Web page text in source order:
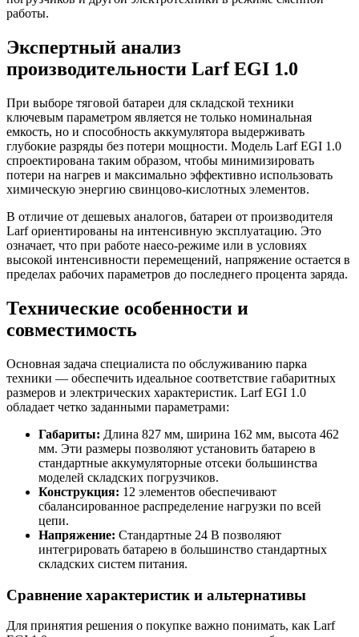
работы.
Экспертный анализ
производительности Larf EGI 1.0
При выборе тяговой батареи для складской техники
ключевым параметром является не только номинальная
емкость, но и способность аккумулятора выдерживать
глубокие разряды без потери мощности. Модель Larf EGI 1.0
спроектирована таким образом, чтобы минимизировать
потери на нагрев и максимально эффективно использовать
химическую энергию свинцово-кислотных элементов.
В отличие от дешевых аналогов, батареи от производителя
Larf ориентированы на интенсивную эксплуатацию. Это
означает, что при работе наeco-режиме или в условиях
высокой интенсивности перемещений, напряжение остается в
пределах рабочих параметров до последнего процента заряда.
Технические особенности и
совместимость
Основная задача специалиста по обслуживанию парка
техники — обеспечить идеальное соответствие габаритных
размеров и электрических характеристик. Larf EGI 1.0
обладает четко заданными параметрами:
Габариты: Длина 827 мм, ширина 162 мм, высота 462
мм. Эти размеры позволяют установить батарею в
стандартные аккумуляторные отсеки большинства
моделей складских погрузчиков.
Конструкция: 12 элементов обеспечивают
сбалансированное распределение нагрузки по всей
цепи.
Напряжение: Стандартные 24 В позволяют
интегрировать батарею в большинство стандартных
складских систем питания.
Сравнение характеристик и альтернативы
Для принятия решения о покупке важно понимать, как Larf